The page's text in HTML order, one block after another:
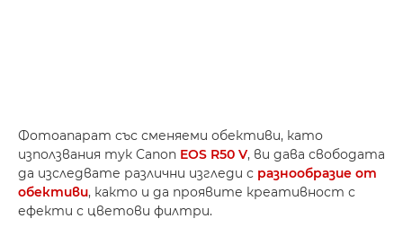
Фотоапарат със сменяеми обективи, като
използвания тук Canon EOS R50 V, ви дава свободата
да изследвате различни изгледи с разнообразие от
обективи, както и да проявите креативност с
ефекти с цветови филтри.